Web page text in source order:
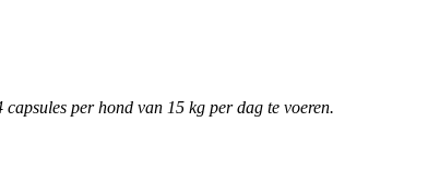
per hond van 15 kg per dag te voeren.